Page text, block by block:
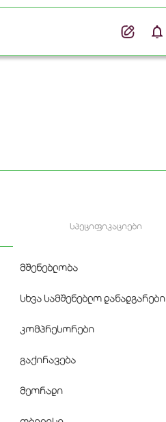
სპეციფიკაციები
მშენებლობა
სხვა სამშენებლო დანადგარები
კომპრესორები
გაქირავება
მეორადი